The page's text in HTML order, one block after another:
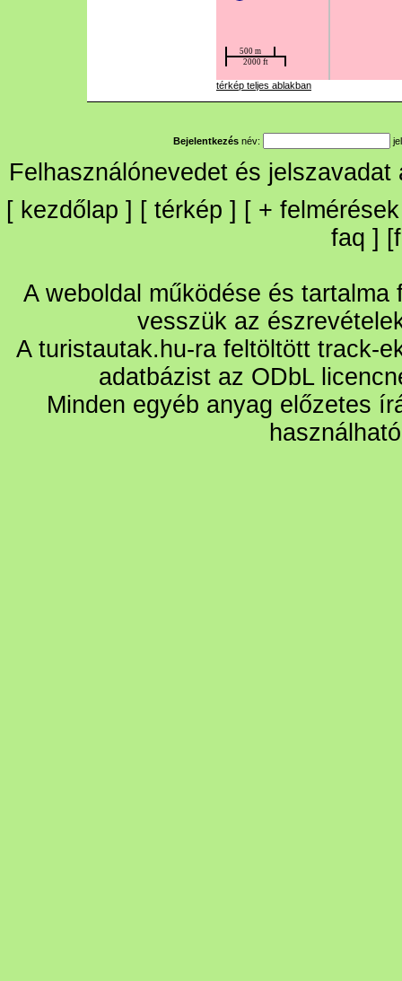
térkép teljes ablakban
Bejelentkezés név:
Felhasználónevedet és
[ kezdőlap ] [ térkép ] [ + felmérések
faq ] [
A weboldal működése és
vesszük az
A turistautak.hu-ra feltöltött track-
adatbázist az ODbL
Minden egyéb anyag előzetes